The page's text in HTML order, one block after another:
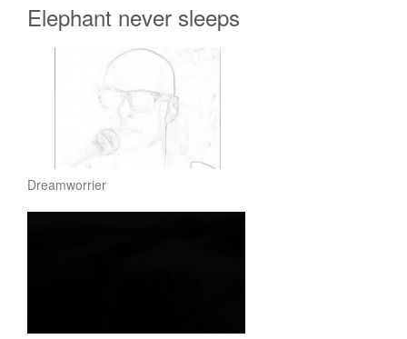
Elephant never sleeps
Dreamworrier